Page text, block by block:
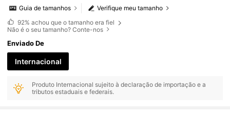
Verifique meu tamanho
Guia de tamanhos
92% achou que o tamanho era fiel
Não é o seu tamanho? Conte-nos
Enviado De
Internacional
Produto Internacional sujeito à declaração de importação e a
tributos estaduais e federais.